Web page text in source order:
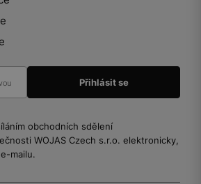
obchodních sdělení
WOJAS Czech s.r.o. elektronicky,
mailu.